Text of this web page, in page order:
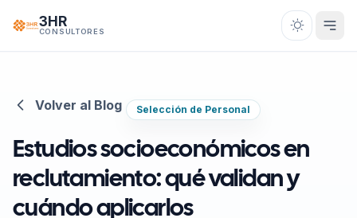
3HR
CONSULTORES
Volver al Blog Selección de Personal
Estudios socioeconómicos en
reclutamiento: qué validan y
cuándo aplicarlos